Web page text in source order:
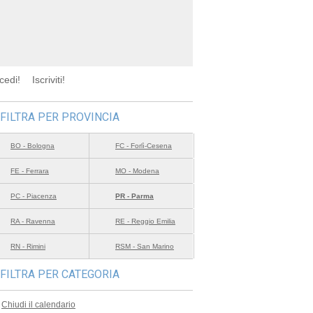
Iscriviti!
FILTRA PER PROVINCIA
BO - Bologna FC - Forlì-Cesena
FE - Ferrara MO - Modena
PC - Piacenza PR - Parma
RA - Ravenna RE - Reggio Emilia
RN - Rimini RSM - San Marino
FILTRA PER CATEGORIA
Chiudi il calendario